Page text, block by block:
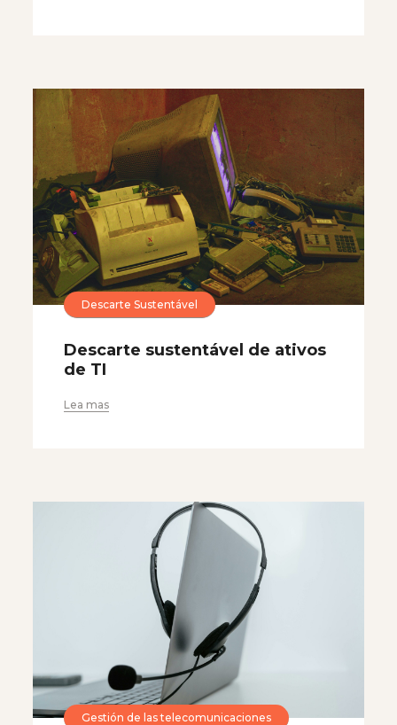
Descarte Sustentável
Descarte sustentável de ativos
de TI
Lea mas
Gestión de las telecomunicaciones